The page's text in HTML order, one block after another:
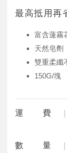
最高抵用再
富含蓮霧
天然皂劑
雙重柔纖
150G/塊
運 費
數 量